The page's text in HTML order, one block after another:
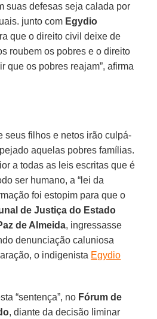
suas defesas seja calada por
junto com Egydio
que o direito civil deixe de
roubem os pobres e o direito
que os pobres reajam”, afirma
seus filhos e netos irão culpá-
aquelas pobres famílias.
a todas as leis escritas que é
ser humano, a “lei da
foi estopim para que o
de Justiça do Estado
de Almeida, ingressasse
denunciação caluniosa
o indigenista Egydio
“sentença”, no Fórum de
, diante da decisão liminar